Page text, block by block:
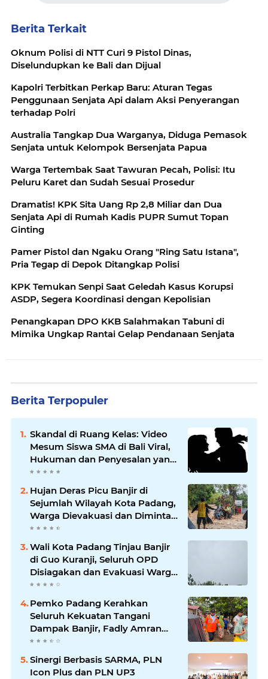
Berita Terkait
Oknum Polisi di NTT Curi 9 Pistol Dinas,
Diselundupkan ke Bali dan Dijual
Kapolri Terbitkan Perkap Baru: Aturan Tegas
Penggunaan Senjata Api dalam Aksi Penyerangan
terhadap Polri
Australia Tangkap Dua Warganya, Diduga Pemasok
Senjata untuk Kelompok Bersenjata Papua
Warga Tertembak Saat Tawuran Pecah, Polisi: Itu
Peluru Karet dan Sudah Sesuai Prosedur
Dramatis! KPK Sita Uang Rp 2,8 Miliar dan Dua
Senjata Api di Rumah Kadis PUPR Sumut Topan
Ginting
Pamer Pistol dan Ngaku Orang "Ring Satu Istana",
Pria Tegap di Depok Ditangkap Polisi
KPK Temukan Senpi Saat Geledah Kasus Korupsi
ASDP, Segera Koordinasi dengan Kepolisian
Penangkapan DPO KKB Salahmakan Tabuni di
Mimika Ungkap Rantai Gelap Pendanaan Senjata
Berita Terpopuler
Skandal di Ruang Kelas: Video
Mesum Siswa SMA di Bali Viral,
Hukuman dan Penyesalan yang
Mengikuti
Hujan Deras Picu Banjir di
Sejumlah Wilayah Kota Padang,
Warga Dievakuasi dan Diminta
Waspada Banjir Susulan
Wali Kota Padang Tinjau Banjir
di Guo Kuranji, Seluruh OPD
Disiagakan dan Evakuasi Warga
Dipercepat
Pemko Padang Kerahkan
Seluruh Kekuatan Tangani
Dampak Banjir, Fadly Amran
Desak Percepatan Proyek
Pengendalian Bencana
Sinergi Berbasis SARMA, PLN
Icon Plus dan PLN UP3